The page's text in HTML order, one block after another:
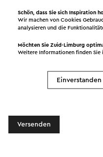
Ich möchte den
Versenden
Schön, dass Sie sich Inspiration
Wir machen von Cookies
analysieren und die
Möchten Sie Zuid-Limburg
Weitere Informationen finden Sie
Einverstanden